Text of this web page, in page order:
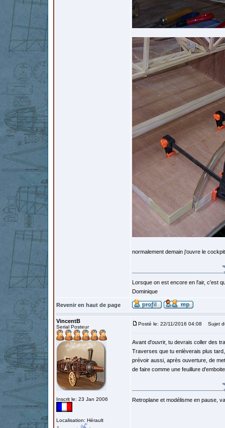
normalement demain j'ouvre le
Lorsque on est encore en l'air, c'est
Dominique
Revenir en haut de page
VincentB
Serial Posteur
Inscrit le: 23 Jan 2006
Localisation: Hérault
Posté le: 22/11/2016 04:08 Sujet
Avant d'ouvrir, tu devrais coller des
Traverses que tu enlèverais plus
prévoir aussi, après ouverture, de
de faire comme une feuillure
Retroplane et modélisme en pause,